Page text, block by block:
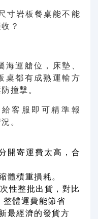
寸岩板餐桌能不能
？
海運艙位，床墊、
桌都有成熟運輸方
撞擊。
客服即可精準報
。
開寄運費太高，合
體積重損耗。
性整批出貨，對比
體運費能節省
最經濟的發貨方